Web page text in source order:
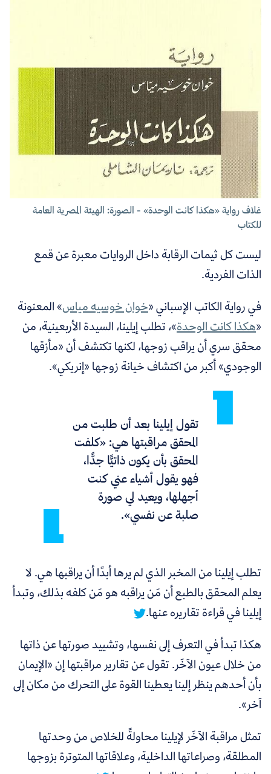
غلاف رواية «هكذا كانت الوحدة» - الصورة: الهيئة المصرية العامة
للكتاب
ليست كل ثيمات الرقابة داخل الروايات معبرة عن قمع
الذات الفردية.
في رواية الكاتب الإسباني «خوان خوسيه مياس» المعنونة
«هكذا كانت الوحدة»، تطلب إيلينا، السيدة الأربعينية، من
محقق سري أن يراقب زوجها، لكنها تكتشف أن «مأزقها
الوجودي» أكبر من اكتشاف خيانة زوجها «إنريكي».
تقول إيلينا بعد أن طلبت من
المحقق مراقبتها هي: «كلفت
المحقق بأن يكون ذاتيًّا جدًّا،
فهو يقول أشياء عني كنت
أجهلها، ويعيد لي صورة
صلبة عن نفسي».
تطلب إيلينا من المخبر الذي لم يرها أبدًا أن يراقبها هي. لا
يعلم المحقق بالطبع أن مَن يراقبه هو مَن كلفه بذلك، وتبدأ
إيلينا في قراءة تقاريره عنها.
هكذا تبدأ في التعرف إلى نفسها، وتشييد صورتها عن ذاتها
من خلال عيون الآخَر. تقول عن تقارير مراقبتها إن «الإيمان
بأن أحدهم ينظر إلينا يعطينا القوة على التحرك من مكان إلى
آخر».
تمثل مراقبة الآخَر لإيلينا محاولةً للخلاص من وحدتها
المطلقة، وصراعاتها الداخلية، وعلاقاتها المتوترة بزوجها